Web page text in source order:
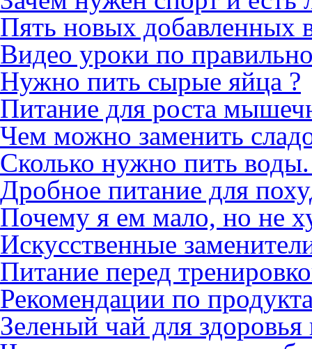
Пять новых добавленных
Видео уроки по
Нужно пить сырые яйца ?
Питание для роста
Чем можно заменить
Сколько нужно пить
Дробное питание для
Почему я ем мало, но не
Искусственные
Питание перед
Рекомендации по
Зеленый чай для